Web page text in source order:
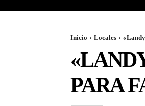
Inicio Locales
PARA